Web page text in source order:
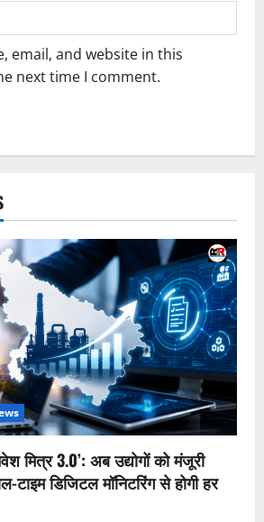
email, and website in this
next time I comment.
मित्र 3.0’: अब उद्योगों को मंजूरी
टाइम डिजिटल मॉनिटरिंग से होगी हर